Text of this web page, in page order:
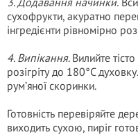
сухофрукти, акуратно
інгредієнти рівномірно
4. Випікання. Вилийте
розігріту до 180°C
рум’яної скоринки.
Готовність перевіряйте
виходить сухою, пиріг